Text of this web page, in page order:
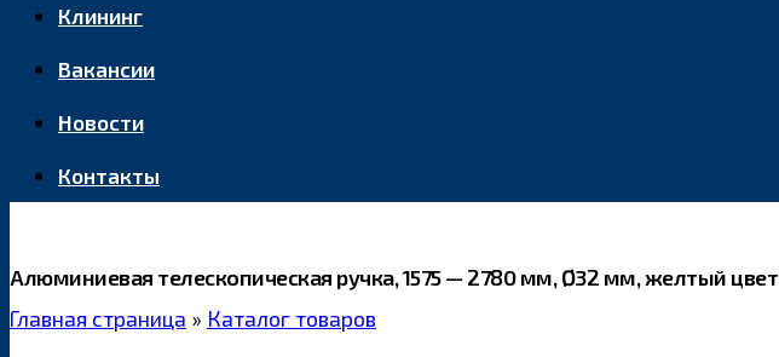
Клининг
Вакансии
Новости
Контакты
Алюминиевая телескопическая ручка, 1575 — 2780 мм, Ø32 мм, желтый цвет
Главная страница » Каталог товаров